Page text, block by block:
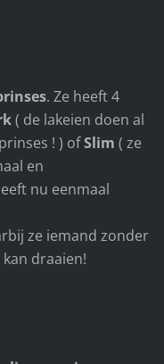
. Ze heeft 4
( de lakeien doen al
! ) ofSlim ( ze
en
nu eenmaal
ze iemand zonder
draaien!